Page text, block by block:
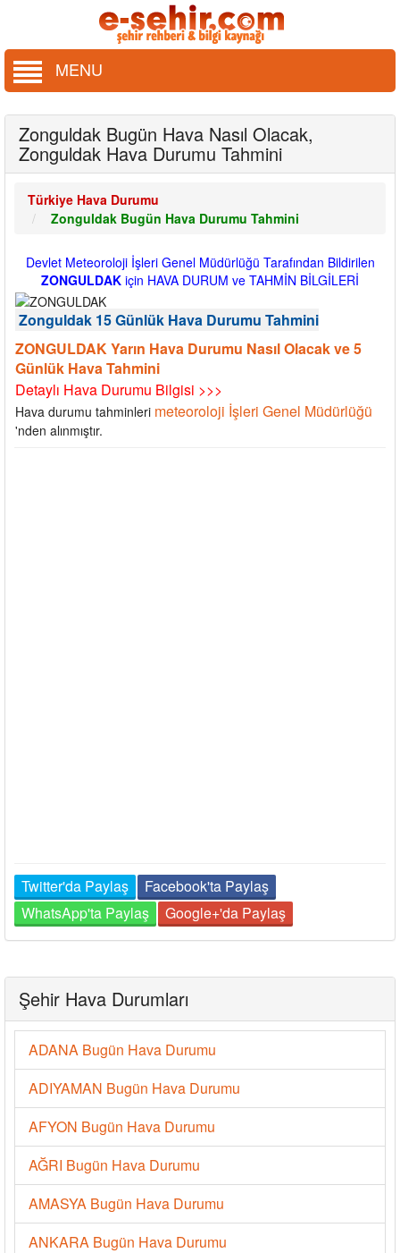
MENU
Zonguldak Bugün Hava Nasıl Olacak,
Zonguldak Hava Durumu Tahmini
Türkiye Hava Durumu
Zonguldak Bugün Hava Durumu Tahmini
Devlet Meteoroloji İşleri Genel Müdürlüğü Tarafından Bildirilen
ZONGULDAK için HAVA DURUM ve TAHMİN BİLGİLERİ
Zonguldak 15 Günlük Hava Durumu Tahmini
ZONGULDAK Yarın Hava Durumu Nasıl Olacak ve 5
Günlük Hava Tahmini
Detaylı Hava Durumu Bilgisi >>>
Hava durumu tahminleri meteoroloji İşleri Genel Müdürlüğü
'nden alınmıştır.
Twitter'da Paylaş
Facebook'ta Paylaş
WhatsApp'ta Paylaş
Google+'da Paylaş
Şehir Hava Durumları
ADANA Bugün Hava Durumu
ADIYAMAN Bugün Hava Durumu
AFYON Bugün Hava Durumu
AĞRI Bugün Hava Durumu
AMASYA Bugün Hava Durumu
ANKARA Bugün Hava Durumu